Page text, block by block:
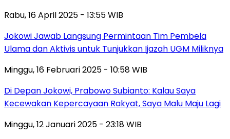
Rabu, 16 April 2025 - 13:55 WIB
Jokowi Jawab Langsung Permintaan Tim Pembela
Ulama dan Aktivis untuk Tunjukkan Ijazah UGM Miliknya
Minggu, 16 Februari 2025 - 10:58 WIB
Di Depan Jokowi, Prabowo Subianto: Kalau Saya
Kecewakan Kepercayaan Rakyat, Saya Malu Maju Lagi
Minggu, 12 Januari 2025 - 23:18 WIB